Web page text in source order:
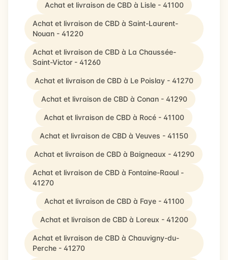
Achat et livraison de CBD à Lisle - 41100
Achat et livraison de CBD à Saint-Laurent-
Nouan - 41220
Achat et livraison de CBD à La Chaussée-
Saint-Victor - 41260
Achat et livraison de CBD à Le Poislay - 41270
Achat et livraison de CBD à Conan - 41290
Achat et livraison de CBD à Rocé - 41100
Achat et livraison de CBD à Veuves - 41150
Achat et livraison de CBD à Baigneaux - 41290
Achat et livraison de CBD à Fontaine-Raoul -
41270
Achat et livraison de CBD à Faye - 41100
Achat et livraison de CBD à Loreux - 41200
Achat et livraison de CBD à Chauvigny-du-
Perche - 41270